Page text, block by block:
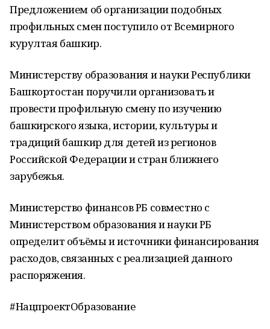
Предложением об организации подобных
профильных смен поступило от Всемирного
курултая башкир.
Министерству образования и науки Республики
Башкортостан поручили организовать и
провести профильную смену по изучению
башкирского языка, истории, культуры и
традиций башкир для детей из регионов
Российской Федерации и стран ближнего
зарубежья.
Министерство финансов РБ совместно с
Министерством образования и науки РБ
определит объёмы и источники финансирования
расходов, связанных с реализацией данного
распоряжения.
#НацпроектОбразование